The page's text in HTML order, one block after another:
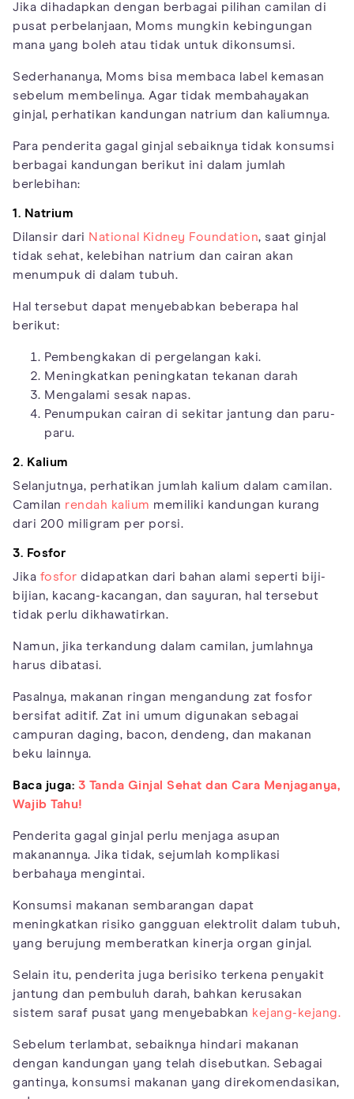
Jika dihadapkan dengan berbagai pilihan camilan di
pusat perbelanjaan, Moms mungkin kebingungan
mana yang boleh atau tidak untuk dikonsumsi.
Sederhananya, Moms bisa membaca label kemasan
sebelum membelinya. Agar tidak membahayakan
ginjal, perhatikan kandungan natrium dan kaliumnya.
Para penderita gagal ginjal sebaiknya tidak konsumsi
berbagai kandungan berikut ini dalam jumlah
berlebihan:
1. Natrium
Dilansir dari National Kidney Foundation, saat ginjal
tidak sehat, kelebihan natrium dan cairan akan
menumpuk di dalam tubuh.
Hal tersebut dapat menyebabkan beberapa hal
berikut:
Pembengkakan di pergelangan kaki.
Meningkatkan peningkatan tekanan darah
Mengalami sesak napas.
Penumpukan cairan di sekitar jantung dan paru-
paru.
2. Kalium
Selanjutnya, perhatikan jumlah kalium dalam camilan.
Camilan rendah kalium memiliki kandungan kurang
dari 200 miligram per porsi.
3. Fosfor
Jika fosfor didapatkan dari bahan alami seperti biji-
bijian, kacang-kacangan, dan sayuran, hal tersebut
tidak perlu dikhawatirkan.
Namun, jika terkandung dalam camilan, jumlahnya
harus dibatasi.
Pasalnya, makanan ringan mengandung zat fosfor
bersifat aditif. Zat ini umum digunakan sebagai
campuran daging, bacon, dendeng, dan makanan
beku lainnya.
Baca juga: 3 Tanda Ginjal Sehat dan Cara Menjaganya,
Wajib Tahu!
Penderita gagal ginjal perlu menjaga asupan
makanannya. Jika tidak, sejumlah komplikasi
berbahaya mengintai.
Konsumsi makanan sembarangan dapat
meningkatkan risiko gangguan elektrolit dalam tubuh,
yang berujung memberatkan kinerja organ ginjal.
Selain itu, penderita juga berisiko terkena penyakit
jantung dan pembuluh darah, bahkan kerusakan
sistem saraf pusat yang menyebabkan kejang-kejang.
Sebelum terlambat, sebaiknya hindari makanan
dengan kandungan yang telah disebutkan. Sebagai
gantinya, konsumsi makanan yang direkomendasikan,